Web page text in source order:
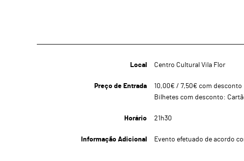
Local Centro Cultural Vila Flor
Preço de Entrada
10,00€ / 7,50€ com desconto
Bilhetes com desconto:
Horário 21h30
Informação Adicional Evento efetuado de acordo